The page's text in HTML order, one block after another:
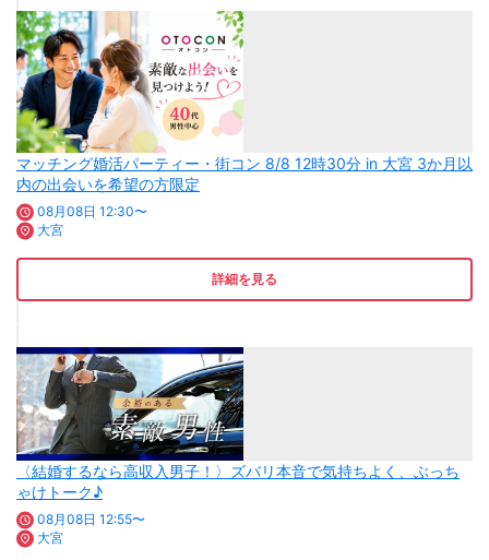
マッチング婚活パーティー・街コン 8/8 12時30分 in 大宮 3か月以
内の出会いを希望の方限定
08月08日 12:30〜
大宮
詳細を見る
〈結婚するなら高収入男子！〉ズバリ本音で気持ちよく、ぶっち
ゃけトーク♪
08月08日 12:55〜
大宮